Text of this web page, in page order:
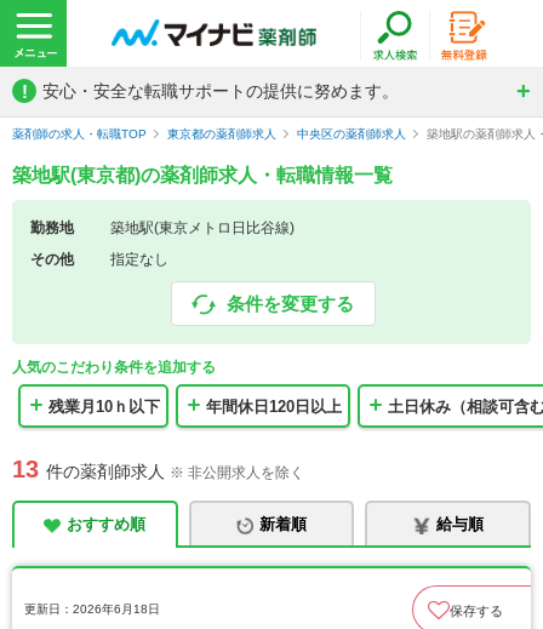
! 安心・安全な転職サポートの提供に努めます。
薬剤師の求人・転職TOP 東京都の薬剤師求人 中央区の薬剤師求人 築地駅の薬剤師求人
築地駅(東京都)の薬剤師求人・転職情報一覧
勤務地
築地駅(東京メトロ日比谷線)
その他
指定なし
条件を変更する
人気のこだわり条件を追加する
残業月10ｈ以下 年間休日120日以上 土日休み（相談可含
13 件の薬剤師求人 ※ 非公開求人を除く
おすすめ順 新着順 給与順
更新日：2026年6月18日 保存する